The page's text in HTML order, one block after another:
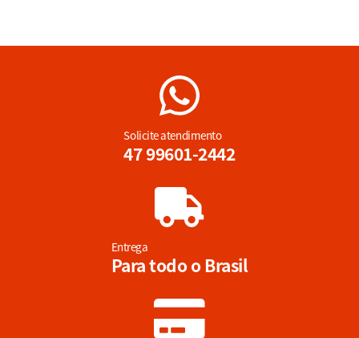
Solicite atendimento
47 99601-2442
Entrega
Para todo o Brasil